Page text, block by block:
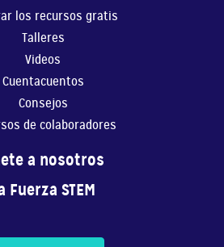
los recursos gratis
Talleres
Videos
Cuentacuentos
Consejos
de colaboradores
a nosotros
Fuerza STEM